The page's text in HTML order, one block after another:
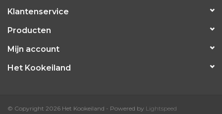
Klantenservice
Producten
Mijn account
Het Kookeiland
© Copyright 2026 Het Kookeiland - Powered by Lightspeed